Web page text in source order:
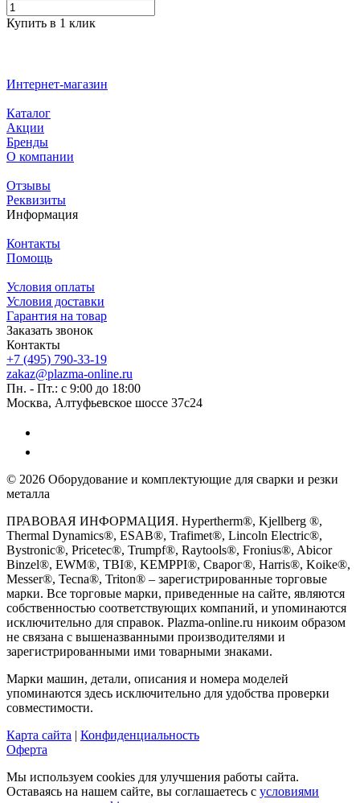
Купить в 1 клик
Интернет-магазин
Каталог
Акции
Бренды
О компании
Отзывы
Реквизиты
Информация
Контакты
Помощь
Условия оплаты
Условия доставки
Гарантия на товар
Заказать звонок
Контакты
+7 (495) 790-33-19
zakaz@plazma-online.ru
Пн. - Пт.: с 9:00 до 18:00
Москва, Алтуфьевское шоссе 37с24
© 2026 Оборудование и комплектующие для сварки и резки
металла
ПРАВОВАЯ ИНФОРМАЦИЯ. Hypertherm®, Kjellberg ®,
Thermal Dynamics®, ESAB®, Trafimet®, Lincoln Electric®,
Bystronic®, Pricetec®, Trumpf®, Raytools®, Fronius®, Abicor
Binzel®, EWM®, TBI®, KEMPPI®, Сварог®, Harris®, Koike®,
Messer®, Tecna®, Triton® – зарегистрированные торговые
марки. Все торговые марки, приведенные на сайте, являются
собственностью соответствующих компаний, и упоминаются
исключительно для справок. Plazma-online.ru никоим образом
не связана с вышеназванными производителями и
зарегистрированными ими товарными знаками.
Марки машин, детали, описания и номера моделей
упоминаются здесь исключительно для удобства проверки
совместимости.
Карта сайта | Конфиденциальность
Оферта
Мы используем cookies для улучшения работы сайта.
Оставаясь на нашем сайте, вы соглашаетесь с условиями